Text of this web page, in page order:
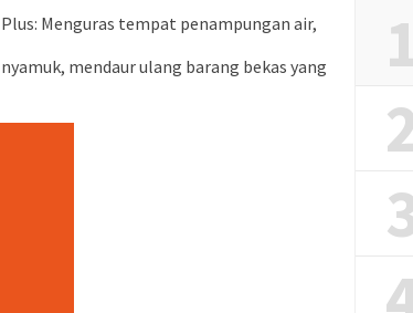
Menguras tempat penampungan air,
mendaur ulang barang bekas yang